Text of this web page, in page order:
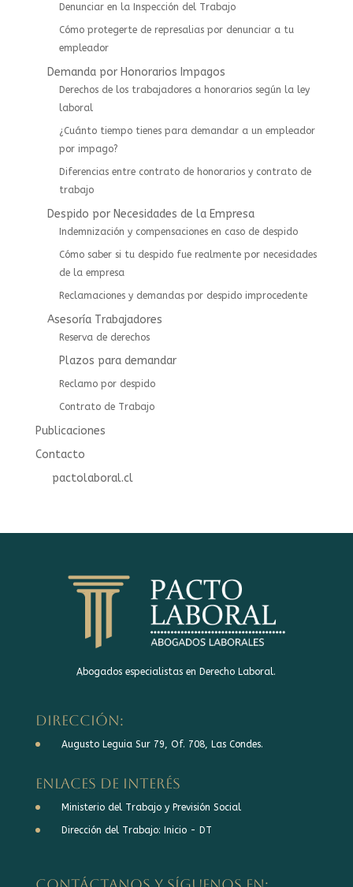
⁠Denunciar en la Inspección del Trabajo
Cómo protegerte de represalias por denunciar a tu
empleador
Demanda por Honorarios Impagos
Derechos de los trabajadores a honorarios según la ley
laboral
¿Cuánto tiempo tienes para demandar a un empleador
por impago?
Diferencias entre contrato de honorarios y contrato de
trabajo
Despido por Necesidades de la Empresa
Indemnización y compensaciones en caso de despido
Cómo saber si tu despido fue realmente por necesidades
de la empresa
Reclamaciones y demandas por despido improcedente
Asesoría Trabajadores
⁠⁠Reserva de derechos
Plazos para demandar
Reclamo por despido
Contrato de Trabajo
Publicaciones
Contacto
pactolaboral.cl
Abogados especialistas en Derecho Laboral.
DIRECCIÓN:
Augusto Leguia Sur 79, Of. 708, Las Condes.
Enlaces de interés
Ministerio del Trabajo y Previsión Social
Dirección del Trabajo: Inicio - DT